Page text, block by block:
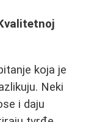
koja je
Neki
i daju